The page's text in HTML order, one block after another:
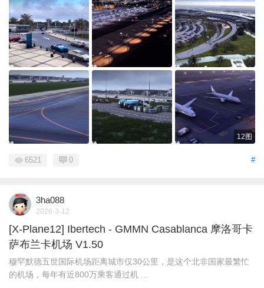
12图
#
6521 0
3ha088
2026-3-12
[X-Plane12] Ibertech - GMMN Casablanca 摩洛哥卡
萨布兰卡机场 V1.50
穆罕默德五世国际机场距离城市仅30公里，是这个北非国家最繁忙
的机场，每年有近800万乘客通过机 ...